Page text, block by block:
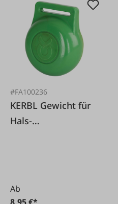
#FA100236
KERBL Gewicht für
Hals-
Ab